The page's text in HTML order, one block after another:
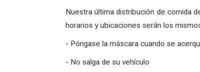
Nuestra última distribución de comida
horarios y ubicaciones serán los
- Póngase la máscara cuando se
- No salga de su vehículo